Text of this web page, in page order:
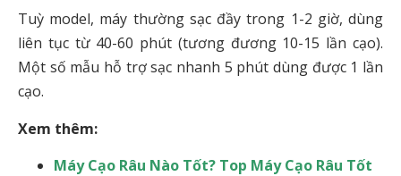
Tuỳ model, máy thường sạc đầy trong 1-2 giờ, dùng
liên tục từ 40-60 phút (tương đương 10-15 lần cạo).
Một số mẫu hỗ trợ sạc nhanh 5 phút dùng được 1 lần
cạo.
Xem thêm:
Máy Cạo Râu Nào Tốt? Top Máy Cạo Râu Tốt